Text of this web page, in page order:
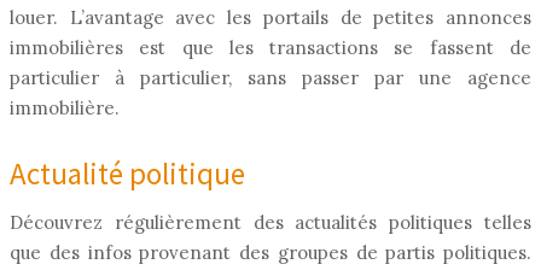
louer. L’avantage avec les portails de petites annonces
immobilières est que les transactions se fassent de
particulier à particulier, sans passer par une agence
immobilière.
Actualité politique
Découvrez régulièrement des actualités politiques telles
que des infos provenant des groupes de partis politiques.